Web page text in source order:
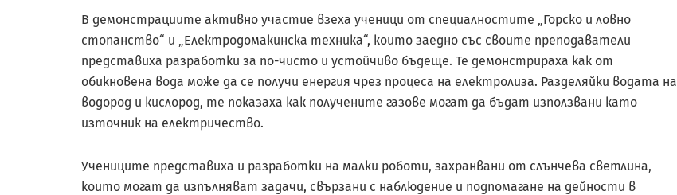
В демонстрациите активно участие взеха ученици от специалностите „Горско и ловно
стопанство“ и „Електродомакинска техника“, които заедно със своите преподаватели
представиха разработки за по-чисто и устойчиво бъдеще. Те демонстрираха как от
обикновена вода може да се получи енергия чрез процеса на електролиза. Разделяйки водата на
водород и кислород, те показаха как получените газове могат да бъдат използвани като
източник на електричество.
Учениците представиха и разработки на малки роботи, захранвани от слънчева светлина,
които могат да изпълняват задачи, свързани с наблюдение и подпомагане на дейности в